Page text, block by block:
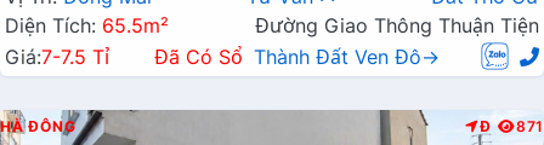
Diện Tích: 65.5m²
Đường Giao Thông Thuận Tiện
Giá:7-7.5 Tỉ Đã Có Sổ Thành Đất Ven Đô→
HÀ ĐÔNG Đ 871